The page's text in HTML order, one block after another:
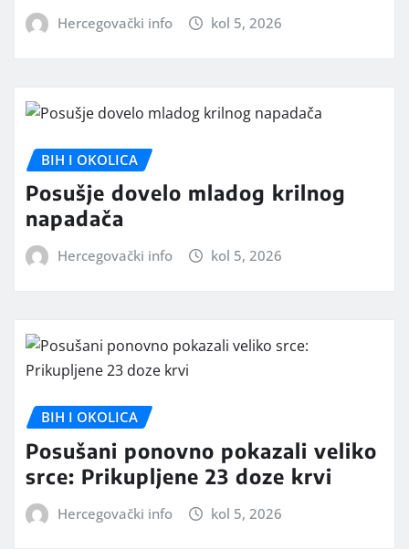
Hercegovački info kol 5, 2026
BIH I OKOLICA
Posušje dovelo mladog krilnog
napadača
Hercegovački info kol 5, 2026
BIH I OKOLICA
Posušani ponovno pokazali veliko
srce: Prikupljene 23 doze krvi
Hercegovački info kol 5, 2026